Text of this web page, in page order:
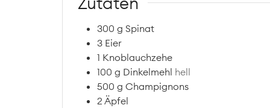
300 g Spinat
3 Eier
1 Knoblauchzehe
100 g Dinkelmehl hell
500 g Champignons
2 Äpfel